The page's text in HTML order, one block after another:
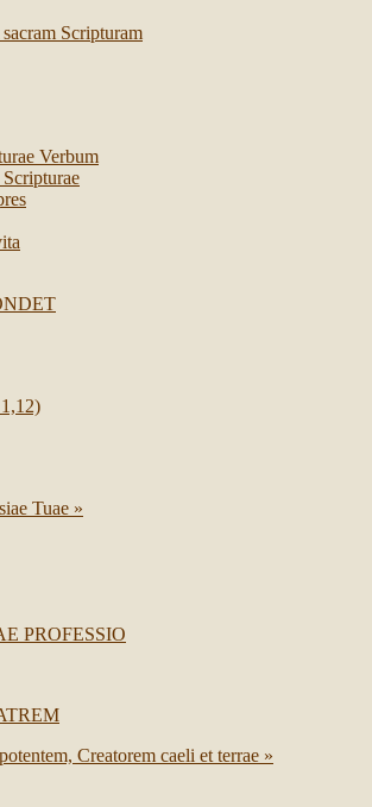
Scripturam
Verbum
1,12)
Tuae »
PROFESSIO
Creatorem caeli et terrae »